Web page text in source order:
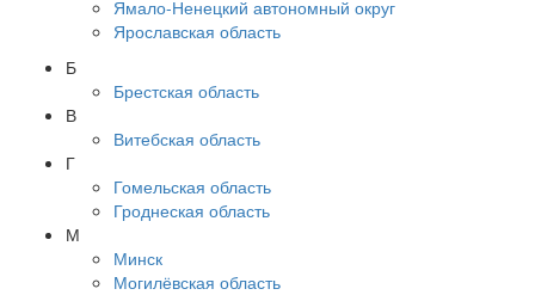
Ямало-Ненецкий автономный округ
Ярославская область
Б
Брестская область
В
Витебская область
Г
Гомельская область
Гроднеская область
М
Минск
Могилёвская область